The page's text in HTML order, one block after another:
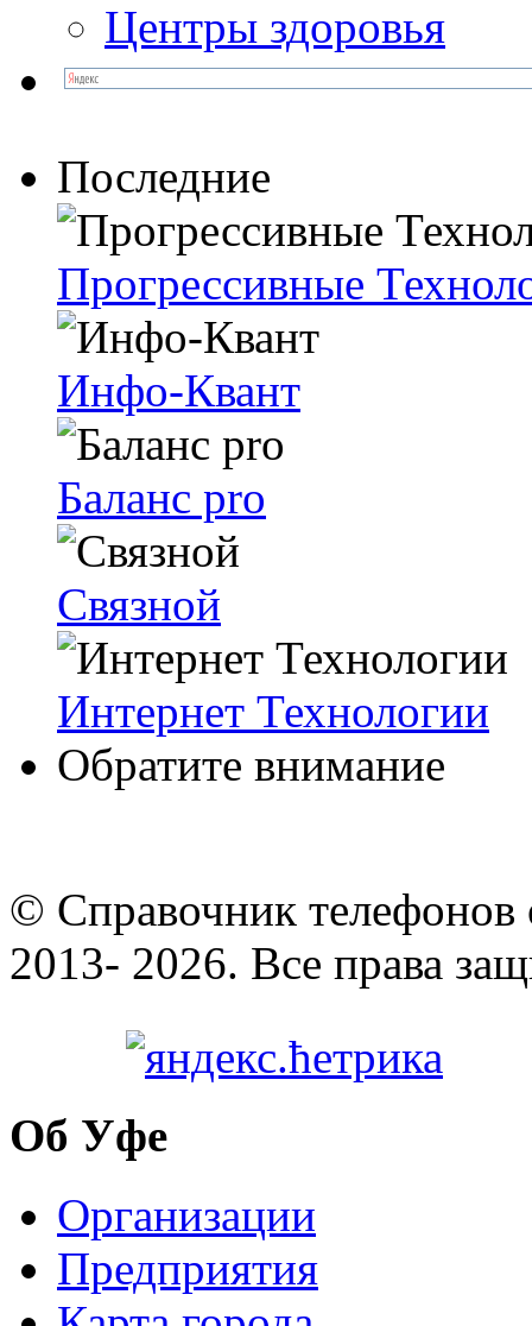
Центры здоровья
Последние
Прогрессивные
Инфо-Квант
Баланс pro
Связной
Интернет Технологии
Обратите внимание
© Cправочник телефонов
2013- 2026. Все права
Об Уфе
Организации
Предприятия